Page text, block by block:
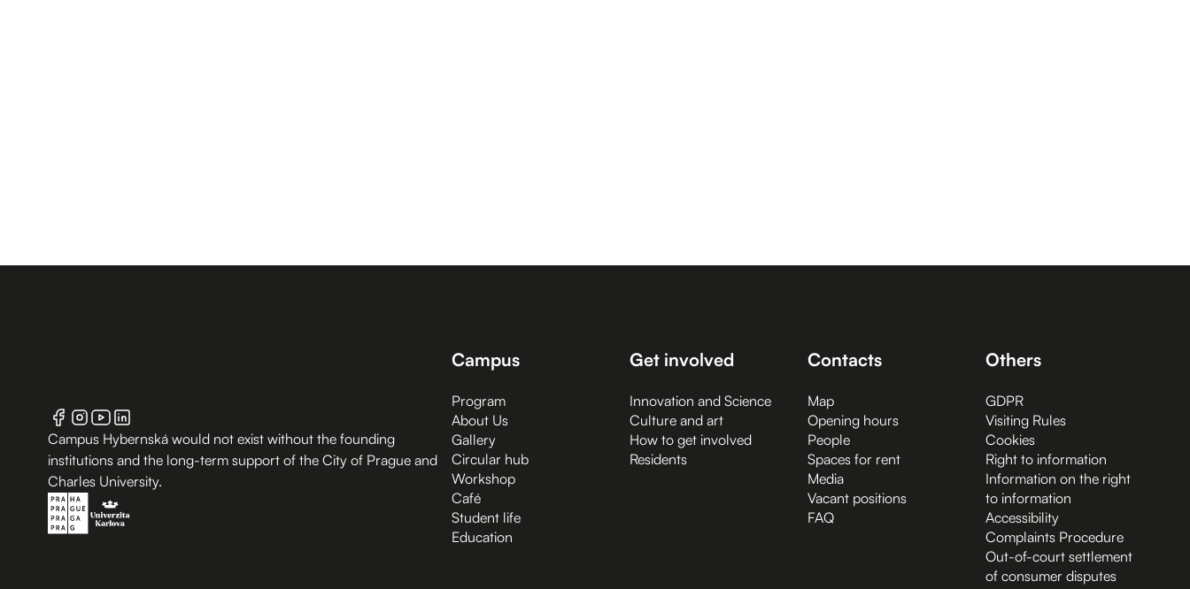
Campus Hybernská would not exist without the founding
institutions and the long-term support of the City of Prague and
Charles University.
Campus
Program
About Us
Gallery
Circular hub
Workshop
Café
Student life
Education
Get involved
Innovation and Science
Culture and art
How to get involved
Residents
Contacts
Map
Opening hours
People
Spaces for rent
Media
Vacant positions
FAQ
Others
GDPR
Visiting Rules
Cookies
Right to information
Information on the right
to information
Accessibility
Complaints Procedure
Out-of-court settlement
of consumer disputes